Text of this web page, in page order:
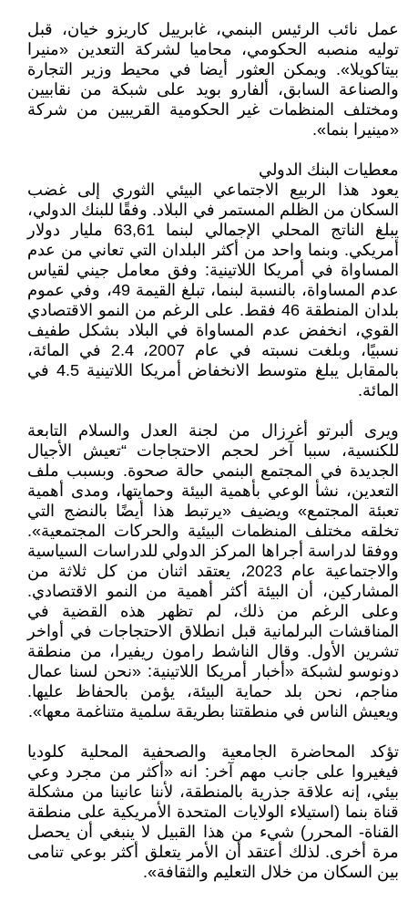
عمل نائب الرئيس البنمي، غابرييل كاريزو خيان، قبل
توليه منصبه الحكومي، محاميا لشركة التعدين «منيرا
بيتاكويلا». ويمكن العثور أيضا في محيط وزير التجارة
والصناعة السابق، ألفارو بويد على شبكة من نقابيين
ومختلف المنظمات غير الحكومية القريبين من شركة
«مينيرا بنما».
معطيات البنك الدولي
يعود هذا الربيع الاجتماعي البيئي الثوري إلى غضب
السكان من الظلم المستمر في البلاد. وفقًا للبنك الدولي،
يبلغ الناتج المحلي الإجمالي لبنما 63,61 مليار دولار
أمريكي. وبنما واحد من أكثر البلدان التي تعاني من عدم
المساواة في أمريكا اللاتينية: وفق معامل جيني لقياس
عدم المساواة، بالنسبة لبنما، تبلغ القيمة 49، وفي عموم
بلدان المنطقة 46 فقط. على الرغم من النمو الاقتصادي
القوي، انخفض عدم المساواة في البلاد بشكل طفيف
نسبيًا، وبلغت نسبته في عام 2007، 2.4 في المائة،
بالمقابل يبلغ متوسط الانخفاض أمريكا اللاتينية 4.5 في
المائة.
ويرى ألبرتو أغرزال من لجنة العدل والسلام التابعة
للكنسية، سببا آخر لحجم الاحتجاجات “تعيش الأجيال
الجديدة في المجتمع البنمي حالة صحوة. وبسبب ملف
التعدين، نشأ الوعي بأهمية البيئة وحمايتها، ومدى أهمية
تعبئة المجتمع» ويضيف «يرتبط هذا أيضًا بالنضج التي
تخلقه مختلف المنظمات البيئية والحركات المجتمعية».
ووفقا لدراسة أجراها المركز الدولي للدراسات السياسية
والاجتماعية عام 2023، يعتقد اثنان من كل ثلاثة من
المشاركين، أن البيئة أكثر أهمية من النمو الاقتصادي.
وعلى الرغم من ذلك، لم تظهر هذه القضية في
المناقشات البرلمانية قبل انطلاق الاحتجاجات في أواخر
تشرين الأول. وقال الناشط رامون ريفيرا، من منطقة
دونوسو لشبكة «أخبار أمريكا اللاتينية: «نحن لسنا عمال
مناجم، نحن بلد حماية البيئة، يؤمن بالحفاظ عليها.
ويعيش الناس في منطقتنا بطريقة سلمية متناغمة معها».
تؤكد المحاضرة الجامعية والصحفية المحلية كلوديا
فيغيروا على جانب مهم آخر: انه «أكثر من مجرد وعي
بيئي، إنه علاقة جذرية بالمنطقة، لأننا عانينا من مشكلة
قناة بنما (استيلاء الولايات المتحدة الأمريكية على منطقة
القناة- المحرر) شيء من هذا القبيل لا ينبغي أن يحصل
مرة أخرى. لذلك أعتقد أن الأمر يتعلق أكثر بوعي تنامى
بين السكان من خلال التعليم والثقافة».